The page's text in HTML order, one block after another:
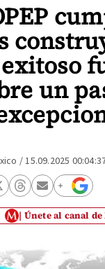
un
/15.09.2025
Únete al canal